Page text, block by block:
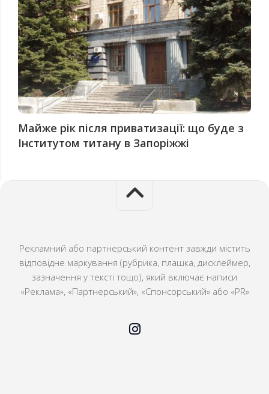
Майже рік після приватизації: що буде з
Інститутом титану в Запоріжжі
Рекламний або партнерський контент завжди містить
відповідне маркування (рубрика, плашка, дисклеймер,
зазначення у тексті тощо), який включає написи
«Реклама», «Партнерський», «Спонсорський» або «PR»